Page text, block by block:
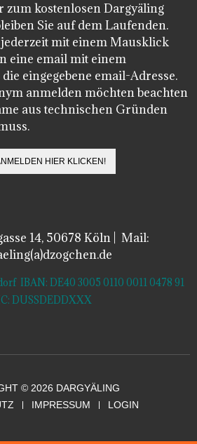
zum kostenlosen Dargyäling
Sie auf dem Laufenden.
mit einem Mausklick
eine email mit einem
eingegebene email-Adresse.
anmelden möchten beachten
aus technischen Gründen
14, 50678 Köln | Mail:
IBAN: DE40 3005 0110 0011 0478 91
DUSSDEDDXXX
© 2026 DARGYÄLING
IMPRESSUM LOGIN